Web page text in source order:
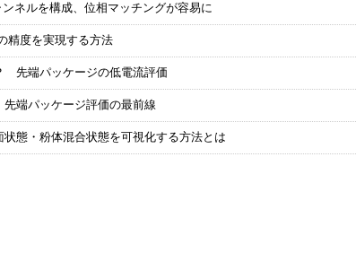
ネルを構成、位相マッチングが容易に
精度を実現する方法
先端パッケージの低電流評価
端パッケージ評価の最前線
態・粉体混合状態を可視化する方法とは